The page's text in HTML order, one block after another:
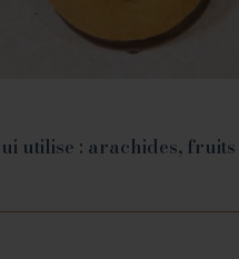
utilise : arachides,